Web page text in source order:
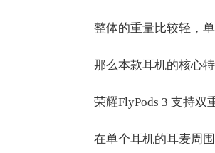
整体的重量比较轻，
那么本款耳机的核心
荣耀FlyPods 3 支持双
在单个耳机的耳麦周